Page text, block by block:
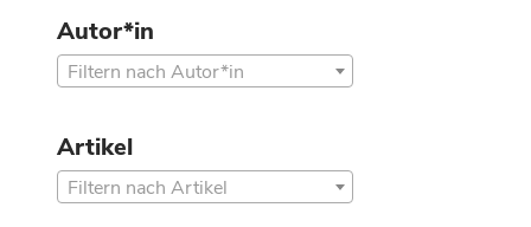
Autor*in
Filtern nach Autor*in
Artikel
Filtern nach Artikel